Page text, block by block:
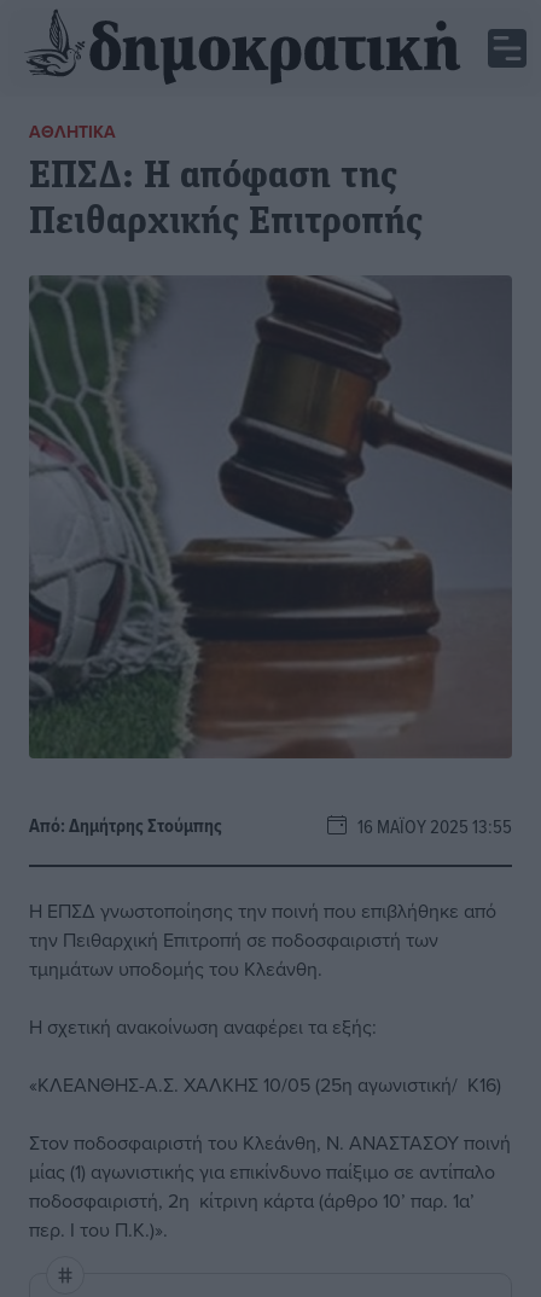
ΑΘΛΗΤΙΚΆ
ΕΠΣΔ: Η απόφαση της
Πειθαρχικής Επιτροπής
Από:Δημήτρης Στούμπης 16 ΜΑΪ́ΟΥ 2025 13:55
Η ΕΠΣΔ γνωστοποίησης την ποινή που επιβλήθηκε από
την Πειθαρχική Επιτροπή σε ποδοσφαιριστή των
τμημάτων υποδομής του Κλεάνθη.
Η σχετική ανακοίνωση αναφέρει τα εξής:
«ΚΛΕΑΝΘΗΣ-Α.Σ. ΧΑΛΚΗΣ 10/05 (25η αγωνιστική/ Κ16)
Στον ποδοσφαιριστή του Κλεάνθη, Ν. ΑΝΑΣΤΑΣΟΥ ποινή
μίας (1) αγωνιστικής για επικίνδυνο παίξιμο σε αντίπαλο
ποδοσφαιριστή, 2η κίτρινη κάρτα (άρθρο 10’ παρ. 1α’
περ. Ι του Π.Κ.)».